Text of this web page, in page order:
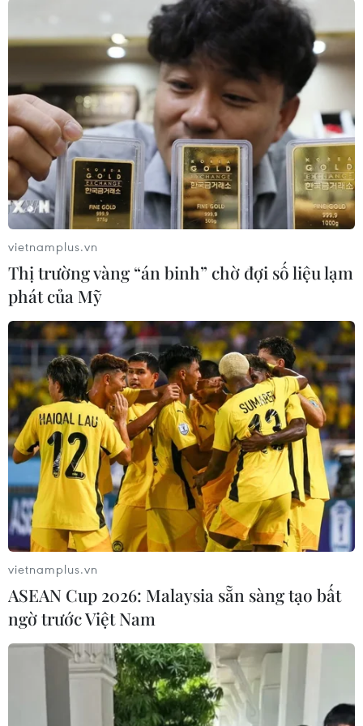
#Tàu cá gặp nạn trên biển
#Tìm kiếm ngư dân mất tích
#Cứu nạn khẩn cấp
#Tin tức hot
#Tin tức 24h
#VietnamPlus
Theo dõi VietnamPlus
TIN LIÊN QUAN
vietnamplus.vn
Thị trường vàng “án binh” chờ đợi số liệu lạm
phát của Mỹ
vietnamplus.vn
ASEAN Cup 2026: Malaysia sẵn sàng tạo bất
ngờ trước Việt Nam